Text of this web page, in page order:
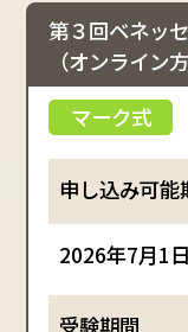
第３回ベネッ
（オンライン方
2026年7月1